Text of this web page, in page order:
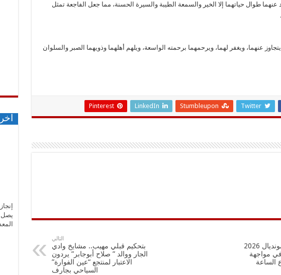
عنهما طوال حياتهما إلا الخير والسمعة الطيبة والسيرة الحسنة، مما جعل الفاجعة تمثل
عنهما، ويغفر لهما، ويرحمهما برحمته الواسعة، ويلهم أهلهما وذويهما الصبر والسلوان
Twitter
Stumbleupon
LinkedIn
Pinterest
شغف عابر للقارات: مونديال 2026
في مواجهة
الساعة
التالي
بتحكيم قبلي مهيب.. مشايخ وادي
الجار ووالد ” صلاح أبوجابر” يردون
الاعتبار لمنتجع “عين الفوارة”
السياحي بجارف
يصل